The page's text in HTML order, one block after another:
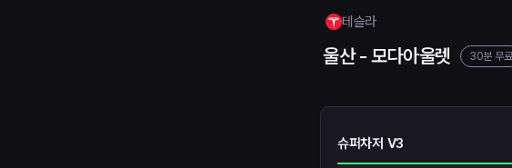
테슬라
울산 - 모다아울렛 30분 무료
슈퍼차저 V3